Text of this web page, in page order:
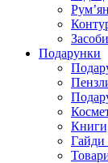
Подарунки
Гайди